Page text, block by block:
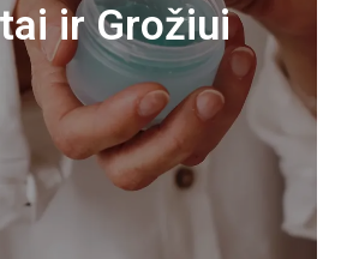
ir Grožiui